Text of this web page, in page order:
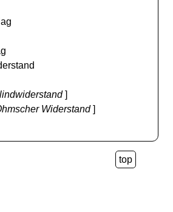
]
Widerstand]
top